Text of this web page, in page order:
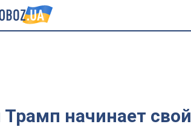
Трамп начинает свой